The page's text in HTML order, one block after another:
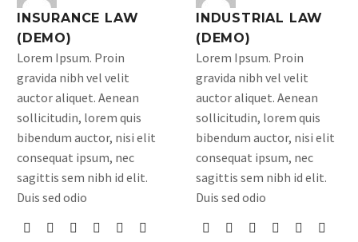
INSURANCE LAW
(DEMO)
Lorem Ipsum. Proin
gravida nibh vel velit
auctor aliquet. Aenean
sollicitudin, lorem quis
bibendum auctor, nisi elit
consequat ipsum, nec
sagittis sem nibh id elit.
Duis sed odio
INDUSTRIAL LAW
(DEMO)
Lorem Ipsum. Proin
gravida nibh vel velit
auctor aliquet. Aenean
sollicitudin, lorem quis
bibendum auctor, nisi elit
consequat ipsum, nec
sagittis sem nibh id elit.
Duis sed odio